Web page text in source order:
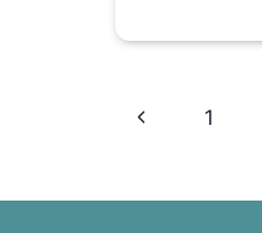
Page
Prethodna
1